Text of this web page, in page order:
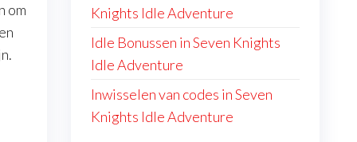
om
Knights Idle Adventure
Idle Bonussen in Seven Knights
Idle Adventure
Inwisselen van codes in Seven
Knights Idle Adventure